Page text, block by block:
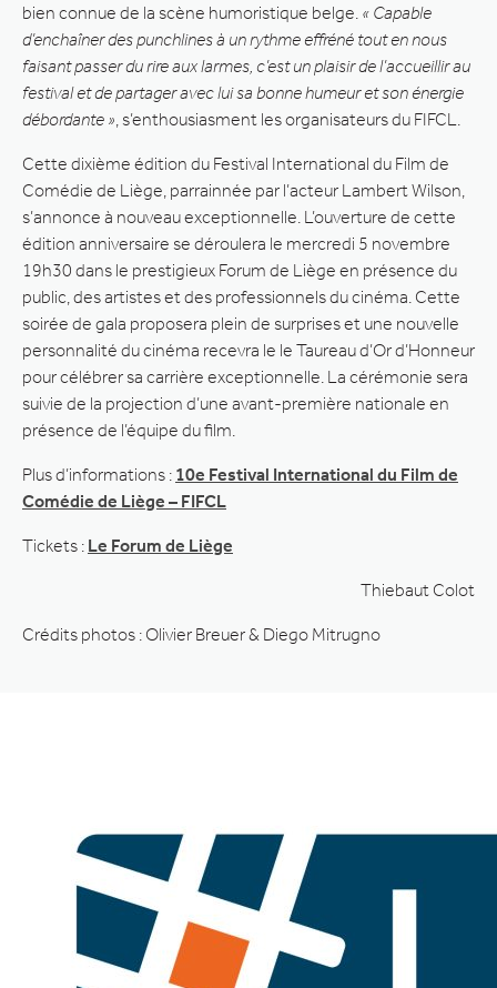
bien connue de la scène humoristique belge. « Capable
d’enchaîner des punchlines à un rythme effréné tout en nous
faisant passer du rire aux larmes, c’est un plaisir de l’accueillir au
festival et de partager avec lui sa bonne humeur et son énergie
débordante » , s’enthousiasment les organisateurs du FIFCL.
Cette dixième édition du Festival International du Film de
Comédie de Liège, parrainnée par l’acteur Lambert Wilson,
s’annonce à nouveau exceptionnelle. L’ouverture de cette
édition anniversaire se déroulera le mercredi 5 novembre
19h30 dans le prestigieux Forum de Liège en présence du
public, des artistes et des professionnels du cinéma. Cette
soirée de gala proposera plein de surprises et une nouvelle
personnalité du cinéma recevra le le Taureau d’Or d’Honneur
pour célébrer sa carrière exceptionnelle. La cérémonie sera
suivie de la projection d’une avant-première nationale en
présence de l’équipe du film.
Plus d’informations : 10e Festival International du Film de
Comédie de Liège – FIFCL
Tickets : Le Forum de Liège
Thiebaut Colot
Crédits photos : Olivier Breuer & Diego Mitrugno